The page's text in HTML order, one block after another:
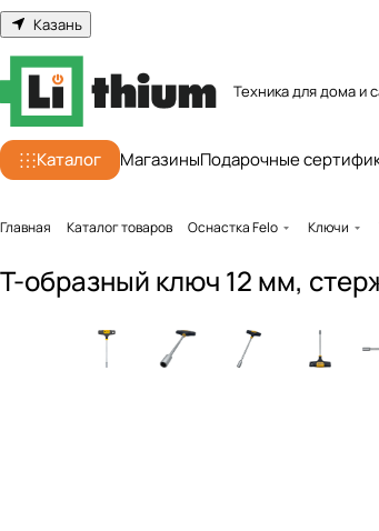
Казань
Техника для дома и
Каталог МагазиныПодарочные
Главная Каталог товаров Оснастка Felo Ключи
Т-образный ключ 12 мм,